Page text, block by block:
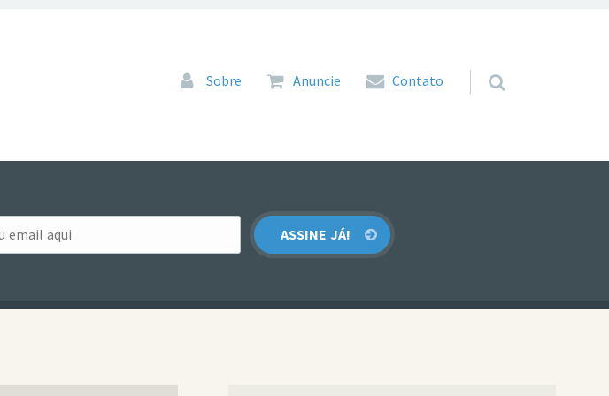
Pular para o conteúdo
Sobre Anuncie Contato